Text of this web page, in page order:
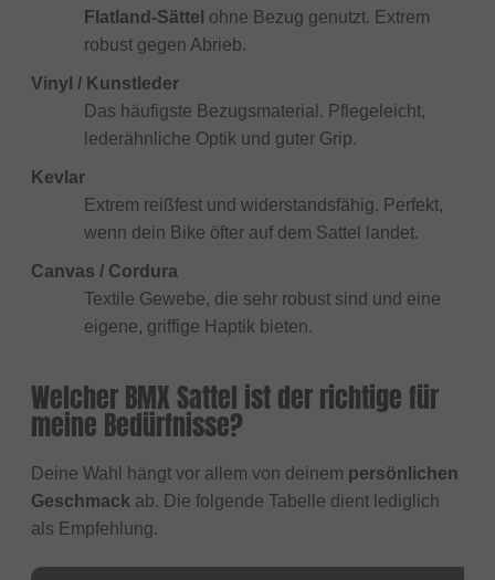
Flatland-Sättel ohne Bezug genutzt. Extrem
robust gegen Abrieb.
Vinyl / Kunstleder
Das häufigste Bezugsmaterial. Pflegeleicht,
lederähnliche Optik und guter Grip.
Kevlar
Extrem reißfest und widerstandsfähig. Perfekt,
wenn dein Bike öfter auf dem Sattel landet.
Canvas / Cordura
Textile Gewebe, die sehr robust sind und eine
eigene, griffige Haptik bieten.
Welcher BMX Sattel ist der richtige für
meine Bedürfnisse?
Deine Wahl hängt vor allem von deinem persönlichen
Geschmack ab. Die folgende Tabelle dient lediglich
als Empfehlung.